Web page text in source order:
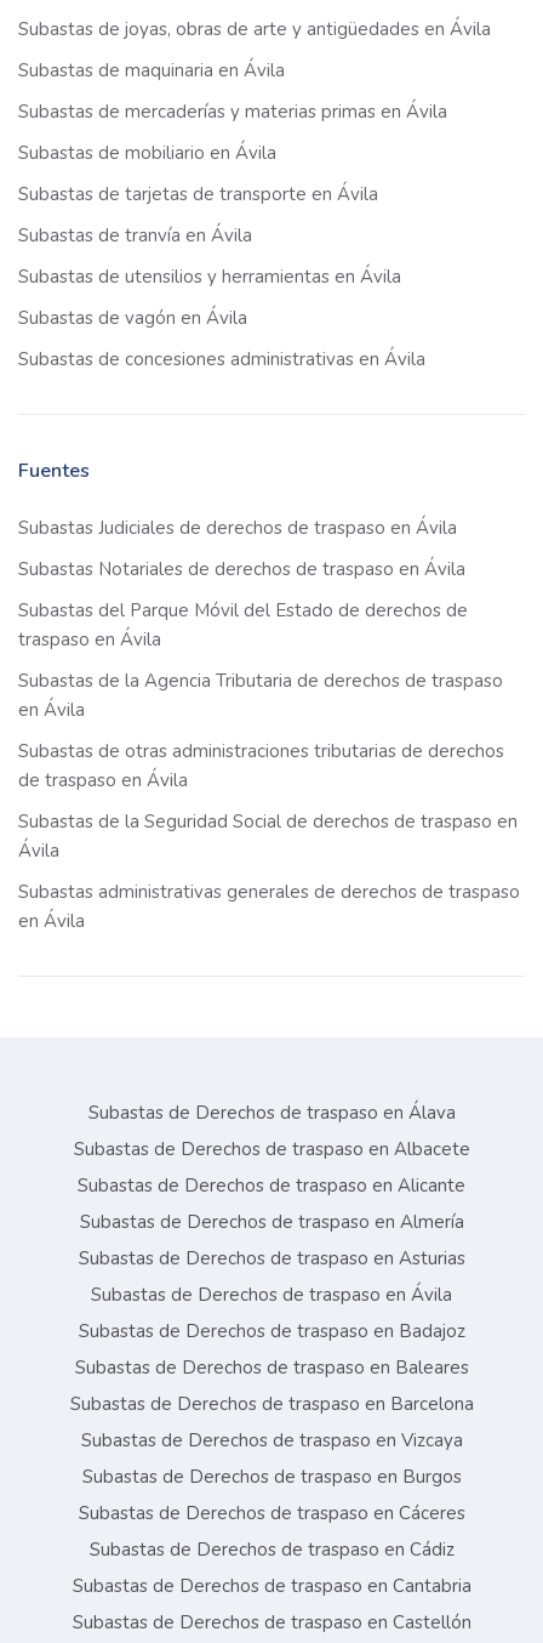
Subastas de joyas, obras de arte y antigüedades en Ávila
Subastas de maquinaria en Ávila
Subastas de mercaderías y materias primas en Ávila
Subastas de mobiliario en Ávila
Subastas de tarjetas de transporte en Ávila
Subastas de tranvía en Ávila
Subastas de utensilios y herramientas en Ávila
Subastas de vagón en Ávila
Subastas de concesiones administrativas en Ávila
Fuentes
Subastas Judiciales de derechos de traspaso en Ávila
Subastas Notariales de derechos de traspaso en Ávila
Subastas del Parque Móvil del Estado de derechos de
traspaso en Ávila
Subastas de la Agencia Tributaria de derechos de traspaso
en Ávila
Subastas de otras administraciones tributarias de derechos
de traspaso en Ávila
Subastas de la Seguridad Social de derechos de traspaso en
Ávila
Subastas administrativas generales de derechos de traspaso
en Ávila
Subastas de Derechos de traspaso en Álava
Subastas de Derechos de traspaso en Albacete
Subastas de Derechos de traspaso en Alicante
Subastas de Derechos de traspaso en Almería
Subastas de Derechos de traspaso en Asturias
Subastas de Derechos de traspaso en Ávila
Subastas de Derechos de traspaso en Badajoz
Subastas de Derechos de traspaso en Baleares
Subastas de Derechos de traspaso en Barcelona
Subastas de Derechos de traspaso en Vizcaya
Subastas de Derechos de traspaso en Burgos
Subastas de Derechos de traspaso en Cáceres
Subastas de Derechos de traspaso en Cádiz
Subastas de Derechos de traspaso en Cantabria
Subastas de Derechos de traspaso en Castellón